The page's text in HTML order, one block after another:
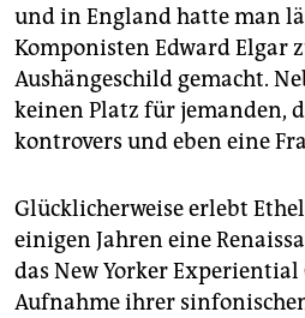
und in England hatte man
Komponisten Edward Elgar
Aushängeschild gemacht.
keinen Platz für jemanden,
kontrovers und eben eine
Glücklicherweise erlebt
einigen Jahren eine
das New Yorker
Aufnahme ihrer